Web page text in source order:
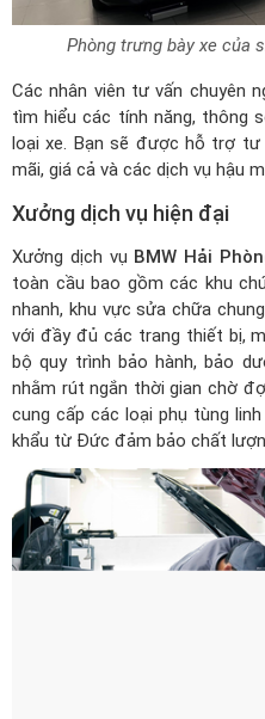
Phòng trưng bày xe của
Các nhân viên tư vấn chuyên
tìm hiểu các tính năng, thông
loại xe. Bạn sẽ được hỗ trợ tư
mãi, giá cả và các dịch vụ hậu
Xưởng dịch vụ hiện đại
Xưởng dịch vụ BMW Hải
toàn cầu bao gồm các khu
nhanh, khu vực sửa chữa
với đầy đủ các trang thiết bị,
bộ quy trình bảo hành, bảo
nhằm rút ngắn thời gian chờ
cung cấp các loại phụ tùng
khẩu từ Đức đảm bảo chất